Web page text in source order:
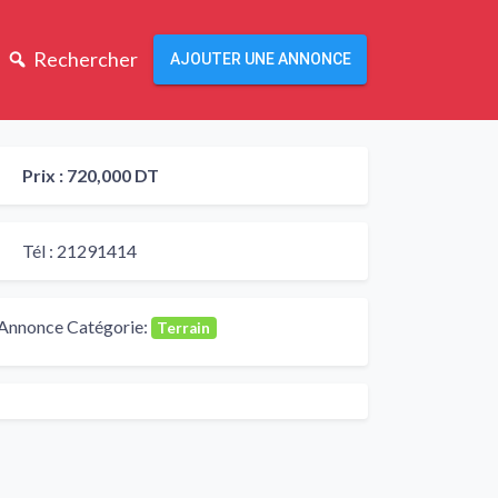
Rechercher AJOUTER UNE ANNONCE
Prix : 720,000 DT
Tél : 21291414
Catégorie: Terrain